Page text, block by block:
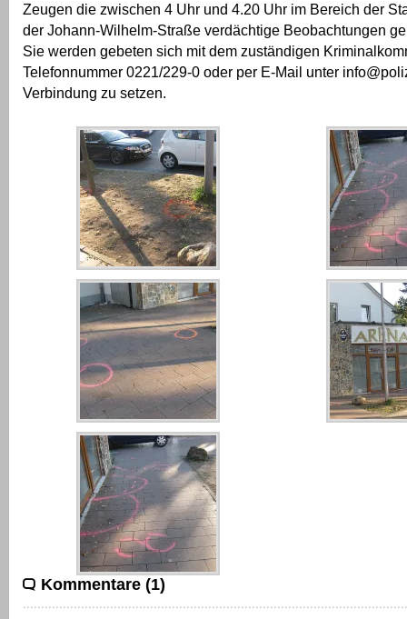
Zeugen die zwischen 4 Uhr und 4.20 Uhr im Bereich der
der Johann-Wilhelm-Straße verdächtige Beobachtungen
Sie werden gebeten sich mit dem zuständigen
Telefonnummer 0221/229-0 oder per E-Mail unter
Verbindung zu setzen.
Kommentare (1)